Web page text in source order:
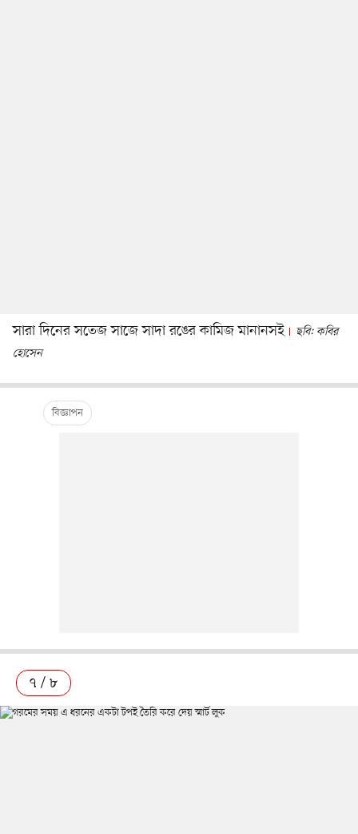
সারা দিনের সতেজ সাজে সাদা রঙের কামিজ মানানসই
ছবি: কবির
হোসেন
৭ / ৮